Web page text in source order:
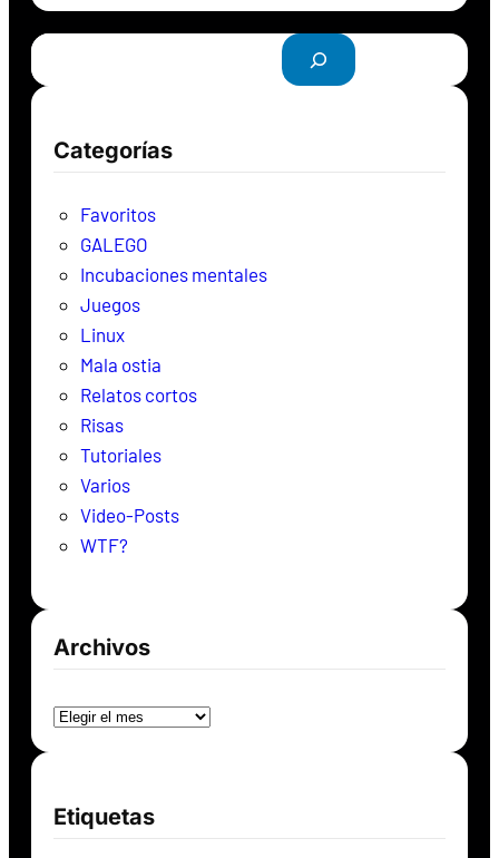
B
u
s
Categorías
Favoritos
GALEGO
Incubaciones mentales
Juegos
Linux
Mala ostia
Relatos cortos
Risas
Tutoriales
Varios
Video-Posts
WTF?
Archivos
Etiquetas